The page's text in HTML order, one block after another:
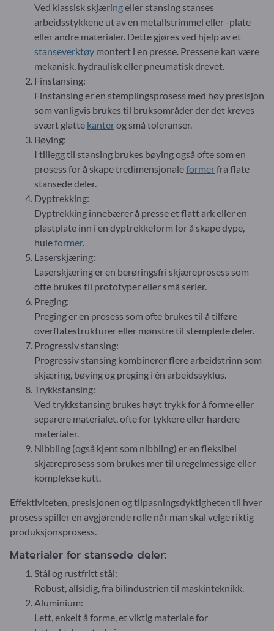
Ved klassisk skjæringeller stansing stanses
arbeidsstykkene ut av en metallstrimmel eller -plate
eller andre materialer. Dette gjøres ved hjelp av et
stanseverktøy montert i en presse. Pressene kan være
mekanisk, hydraulisk eller pneumatisk drevet.
Finstansing:
Finstansing er en stemplingsprosess med høy presisjon
som vanligvis brukes til bruksområder der det kreves
svært glatte kanterog små toleranser.
Bøying:
I tillegg til stansing brukes bøying også ofte som en
prosess for å skape tredimensjonaleformerfra flate
stansede deler.
Dyptrekking:
Dyptrekking innebærer å presse et flatt ark eller en
plastplate inn i en dyptrekkeform for å skape dype,
huleformer.
Laserskjæring:
Laserskjæring er en berøringsfri skjæreprosess som
ofte brukes til prototyper eller små serier.
Preging:
Preging er en prosess som ofte brukes til å tilføre
overflatestrukturer eller mønstre til stemplede deler.
Progressiv stansing:
Progressiv stansing kombinerer flere arbeidstrinn som
skjæring, bøying og preging i én arbeidssyklus.
Trykkstansing:
Ved trykkstansing brukes høyt trykk for å forme eller
separere materialet, ofte for tykkere eller hardere
materialer.
Nibbling (også kjent som nibbling) er en fleksibel
skjæreprosess som brukes mer til uregelmessige eller
komplekse kutt.
Effektiviteten, presisjonen og tilpasningsdyktigheten til hver
prosess spiller en avgjørende rolle når man skal velge riktig
produksjonsprosess.
Materialer for stansede deler:
Stål og rustfritt stål:
Robust, allsidig, fra bilindustrien til maskinteknikk.
Aluminium:
Lett, enkelt å forme, et viktig materiale for